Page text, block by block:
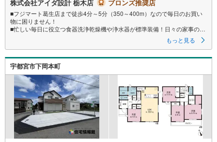
株式会社アイダ設計 栃木店 ブロンズ推奨店
■フジマート葛生店まで徒歩4分～5分（350～400m）なので毎日のお買い
物に困りません！
■忙しい毎日に役立つ食器洗浄乾燥機や浄水器が標準装備！日々の家事の負
もっと見る
宇都宮市下岡本町